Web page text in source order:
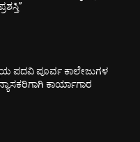
ಪದವಿ ಪೂರ್ವ ಕಾಲೇಜುಗಳ
ಕಾರ್ಯಾಗಾರ